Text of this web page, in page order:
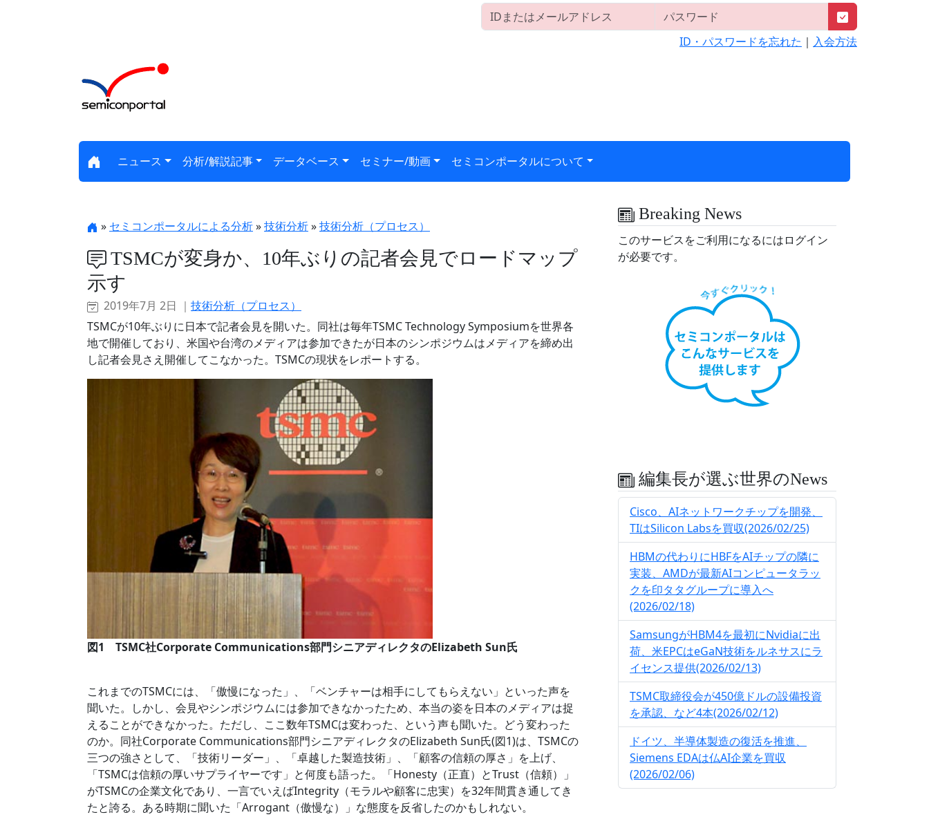
ID・パスワードを忘れた ｜ 入会方法
ニュース 分析/解説記事 データベース セミナー/動画 セミコンポータルについて
» セミコンポータルによる分析»技術分析»技術分析（プロセス）
TSMCが変身か、10年ぶりの記者会見でロードマップ
示す
2019年7月 2日 ｜ 技術分析（プロセス）
TSMCが10年ぶりに日本で記者会見を開いた。同社は毎年TSMC Technology Symposiumを世界各
地で開催しており、米国や台湾のメディアは参加できたが日本のシンポジウムはメディアを締め出
し記者会見さえ開催してこなかった。TSMCの現状をレポートする。
図1 TSMC社Corporate Communications部門シニアディレクタのElizabeth Sun氏
これまでのTSMCには、「傲慢になった」、「ベンチャーは相手にしてもらえない」といった声を
聞いた。しかし、会見やシンポジウムには参加できなかったため、本当の姿を日本のメディアは捉
えることができなかった。ただし、ここ数年TSMCは変わった、という声も聞いた。どう変わった
のか。同社Corporate Communications部門シニアディレクタのElizabeth Sun氏(図1)は、TSMCの
三つの強さとして、「技術リーダー」、「卓越した製造技術」、「顧客の信頼の厚さ」を上げ、
「TSMCは信頼の厚いサプライヤーです」と何度も語った。「Honesty（正直）とTrust（信頼）」
がTSMCの企業文化であり、一言でいえばIntegrity（モラルや顧客に忠実）を32年間貫き通してき
たと誇る。ある時期に聞いた「Arrogant（傲慢な）」な態度を反省したのかもしれない。
Breaking News
このサービスをご利用になるにはログイン
が必要です。
編集長が選ぶ世界のNews
Cisco、AIネットワークチップを開発、
TIはSilicon Labsを買収(2026/02/25)
HBMの代わりにHBFをAIチップの隣に
実装、AMDが最新AIコンピュータラッ
クを印タタグループに導入へ
(2026/02/18)
SamsungがHBM4を最初にNvidiaに出
荷、米EPCはeGaN技術をルネサスにラ
イセンス提供(2026/02/13)
TSMC取締役会が450億ドルの設備投資
を承認、など4本(2026/02/12)
ドイツ、半導体製造の復活を推進、
Siemens EDAは仏AI企業を買収
(2026/02/06)